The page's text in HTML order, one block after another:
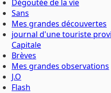
Dégoutée de la vie
Sans
Mes grandes découvertes
journal d'une touriste
Capitale
Brèves
Mes grandes observations
J.O
Flash